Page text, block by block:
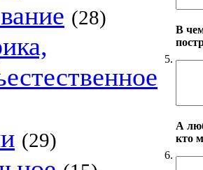
(28)
(29)
5.
В
6.
А
кто